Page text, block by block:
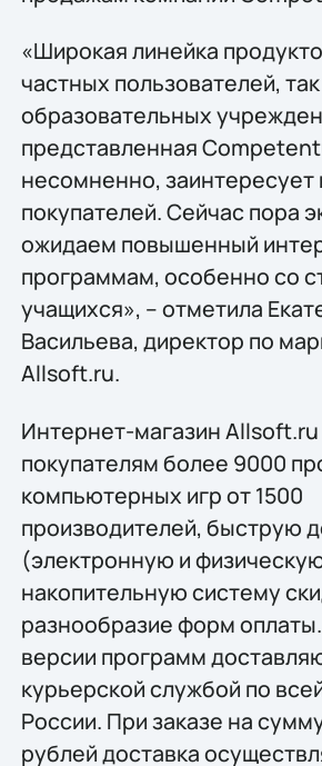
«Широкая линейка
частных пользователей,
образовательных
представленная
несомненно, заинтересует
покупателей. Сейчас пора
ожидаем повышенный
программам, особенно со
учащихся», – отметила
Васильева, директор по
Allsoft.ru.
Интернет-магазин Allsoft.ru
покупателям более 9000
компьютерных игр от 1500
производителей, быструю
(электронную и
накопительную систему
разнообразие форм
версии программ
курьерской службой по
России. При заказе на
рублей доставка